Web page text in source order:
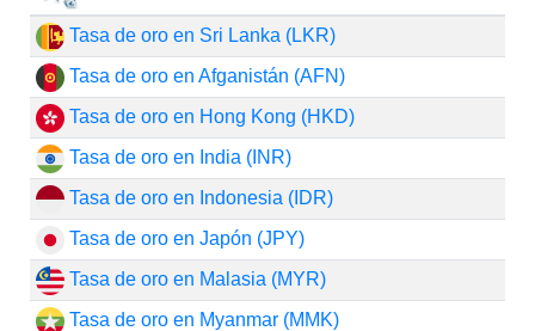
Tasa de oro en Sri Lanka (LKR)
Tasa de oro en Afganistán (AFN)
Tasa de oro en Hong Kong (HKD)
Tasa de oro en India (INR)
Tasa de oro en Indonesia (IDR)
Tasa de oro en Japón (JPY)
Tasa de oro en Malasia (MYR)
Tasa de oro en Myanmar (MMK)